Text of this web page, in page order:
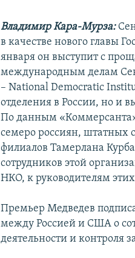
Владимир Кара-Мурза:
в качестве нового главы
января он выступит с
международным делам
– National Democratic
отделения в России, но и
По данным
семеро россиян, штатных
филиалов Тамерлана
сотрудников этой
НКО, к руководителям
Премьер Медведев
между Россией и США о
деятельности и контроля